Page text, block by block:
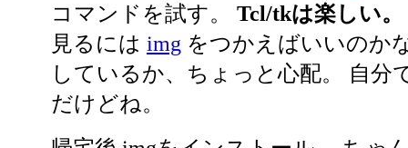
コマンドを試す。 Tcl/tkは楽しい。
見るには img をつかえばいいのか
しているか、ちょっと心配。 自分
だけどね。